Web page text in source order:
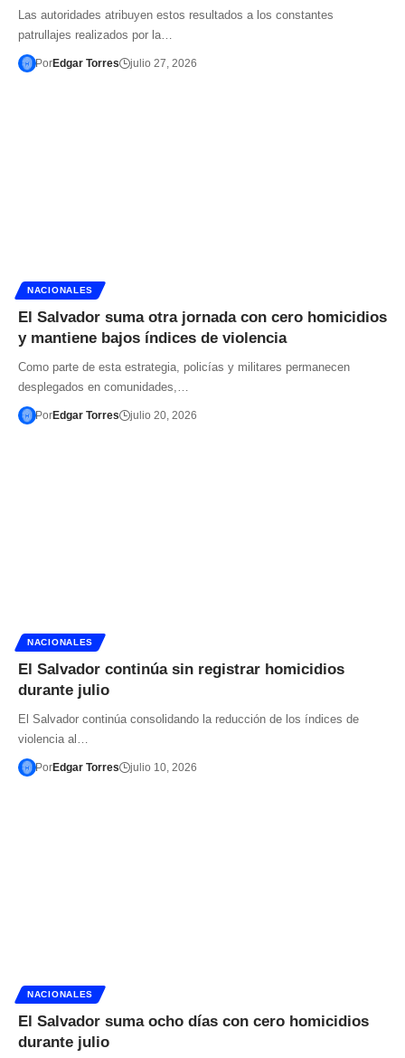
Las autoridades atribuyen estos resultados a los constantes
patrullajes realizados por la…
PorEdgar Torres julio 27, 2026
NACIONALES
El Salvador suma otra jornada con cero homicidios
y mantiene bajos índices de violencia
Como parte de esta estrategia, policías y militares permanecen
desplegados en comunidades,…
PorEdgar Torres julio 20, 2026
NACIONALES
El Salvador continúa sin registrar homicidios
durante julio
El Salvador continúa consolidando la reducción de los índices de
violencia al…
PorEdgar Torres julio 10, 2026
NACIONALES
El Salvador suma ocho días con cero homicidios
durante julio